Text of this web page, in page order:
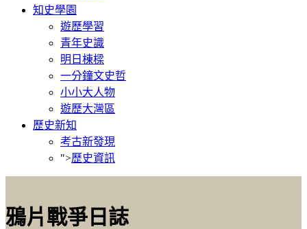
知史學園
遊歷學習
青年史識
明日棟樑
一分鐘文史哲
小小大人物
遊歷大灣區
歷史新知
考古新發現
">歷史資訊
鴉片戰爭日誌